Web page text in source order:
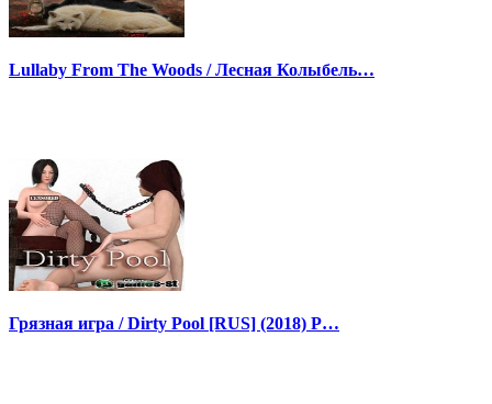
Lullaby From The Woods / Лесная Колыбель…
Грязная игра / Dirty Pool [RUS] (2018) P…